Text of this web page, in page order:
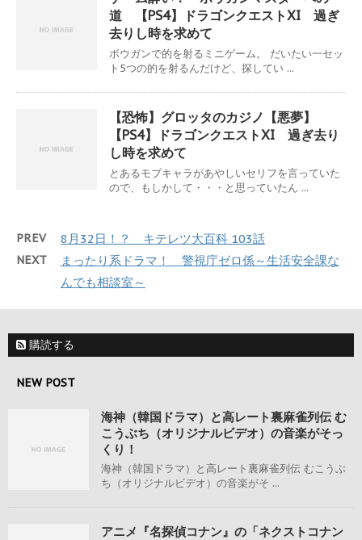
道 【PS4】ドラゴンクエストXI 過ぎ
去りし時を求めて
ボウガンで的を射るミニゲーム。 だいたい一セッ
ト5つの的を射るんだけど、探してい ...
【恐怖】グロッタのカジノ【悪夢】
【PS4】ドラゴンクエストXI 過ぎ去り
し時を求めて
とあるモブキャラがあやしいセリフを言っていた
ので、もしかして・・・と思っていたん ...
PREV 8月32日！？ キテレツ大百科 103話
NEXT
まったり系ドラマ！ 警視庁ゼロ係～生活安全課な
んでも相談室～
購読する
NEW POST
海神（韓国ドラマ）と高レート裏麻雀列伝 む
こうぶち（オリジナルビデオ）の音楽がそっ
くり！
海神（韓国ドラマ）と高レート裏麻雀列伝 むこうぶ
ち（オリジナルビデオ）の音楽がそ ...
アニメ『名探偵コナン』の「ネクストコナン